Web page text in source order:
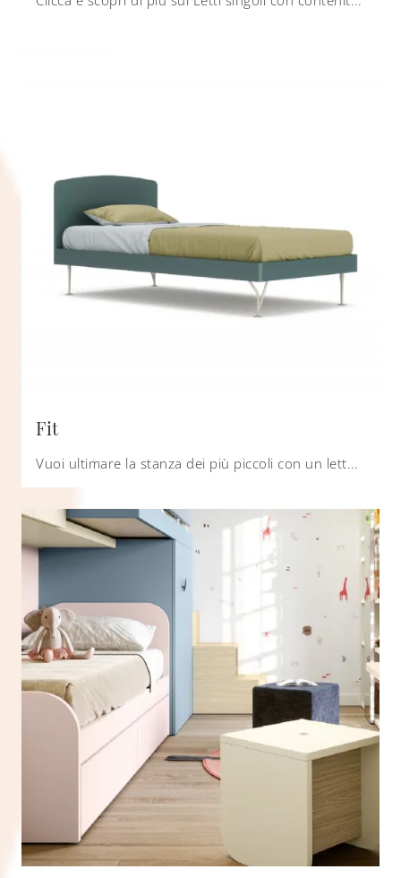
Fit
Vuoi ultimare la stanza dei più piccoli con un letto singolo in melaminico? Eccoti il modello Fit di Nidi per spazi moderni.